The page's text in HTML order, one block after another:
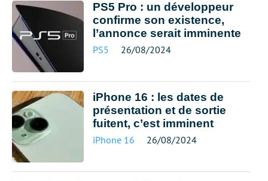
PS5 Pro : un développeur
confirme son existence,
l’annonce serait imminente
PS5 26/08/2024
iPhone 16 : les dates de
présentation et de sortie
fuitent, c’est imminent
iPhone 16 26/08/2024